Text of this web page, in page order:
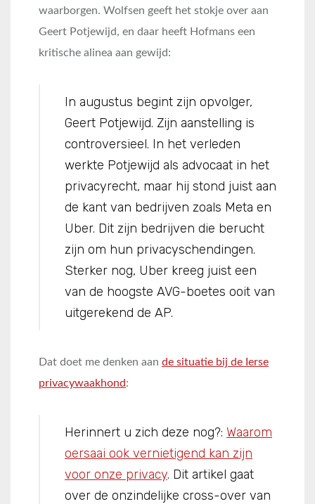
waarborgen. Wolfsen geeft het stokje over aan
Geert Potjewijd, en daar heeft Hofmans een
kritische alinea aan gewijd:
In augustus begint zijn opvolger,
Geert Potjewijd. Zijn aanstelling is
controversieel. In het verleden
werkte Potjewijd als advocaat in het
privacyrecht, maar hij stond juist aan
de kant van bedrijven zoals Meta en
Uber. Dit zijn bedrijven die berucht
zijn om hun privacyschendingen.
Sterker nog, Uber kreeg juist een
van de hoogste AVG-boetes ooit van
uitgerekend de AP.
Dat doet me denken aan de situatie bij de Ierse
privacywaakhond:
Herinnert u zich deze nog?: Waarom
oersaai ook vernietigend kan zijn
voor onze privacy. Dit artikel gaat
over de onzindelijke cross-over van